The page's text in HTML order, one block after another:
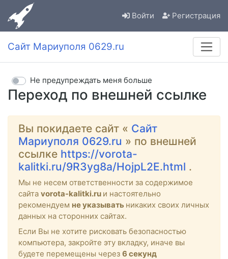
Войти Регистрация
Сайт Мариуполя 0629.ru
Переход по внешней ссылке
Не предупреждать меня больше
Вы покидаете сайт « Сайт
Мариуполя 0629.ru » по внешней
ссылке https://vorota-
kalitki.ru/9R3yg8a/HojpL2E.html .
Мы не несем ответственности за содержимое
сайта vorota-kalitki.ru и настоятельно
рекомендуем не указывать никаких своих личных
данных на сторонних сайтах.
Если Вы не хотите рисковать безопасностью
компьютера, закройте эту вкладку, иначе вы
будете перемещены через 6 секунд